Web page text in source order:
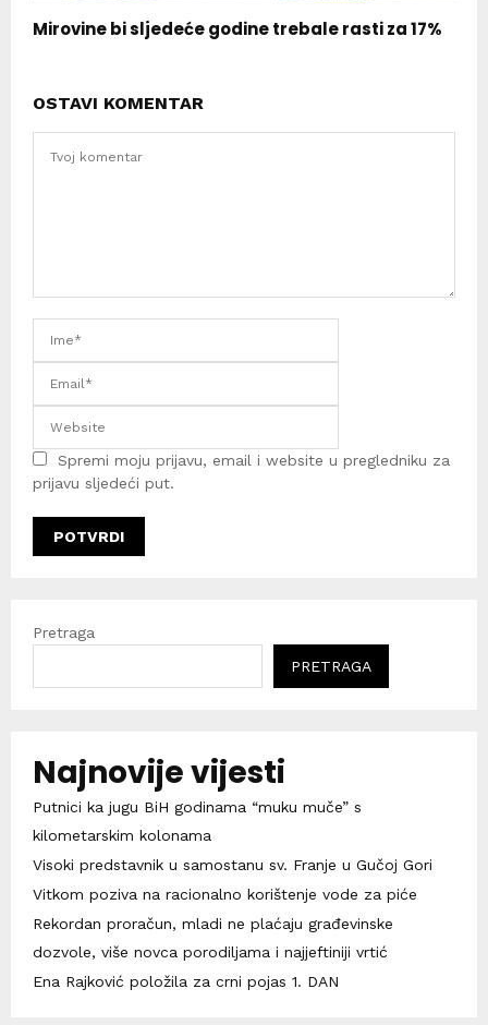
Mirovine bi sljedeće godine trebale rasti za 17%
OSTAVI KOMENTAR
Spremi moju prijavu, email i website u pregledniku za
prijavu sljedeći put.
Pretraga
PRETRAGA
Najnovije vijesti
Putnici ka jugu BiH godinama “muku muče” s
kilometarskim kolonama
Visoki predstavnik u samostanu sv. Franje u Gučoj Gori
Vitkom poziva na racionalno korištenje vode za piće
Rekordan proračun, mladi ne plaćaju građevinske
dozvole, više novca porodiljama i najjeftiniji vrtić
Ena Rajković položila za crni pojas 1. DAN